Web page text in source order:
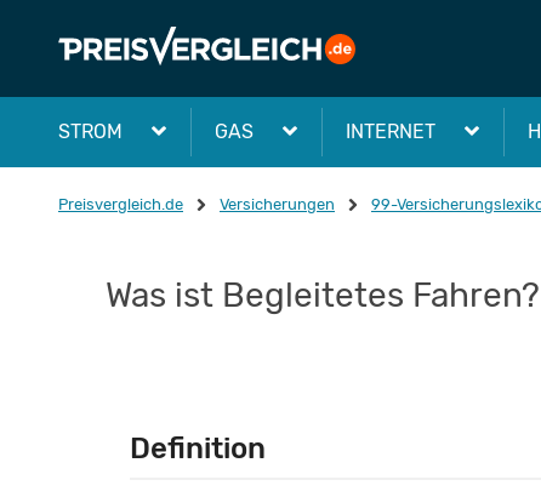
STROM GAS INTERNET
Preisvergleich.de Versicherungen 99-
Was ist Begleitetes
Definition